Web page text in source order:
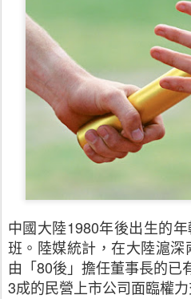
中國大陸1980年後出生的
班。陸媒統計，在大陸滬深
由「80後」擔任董事長的已
3成的民營上市公司面臨權力